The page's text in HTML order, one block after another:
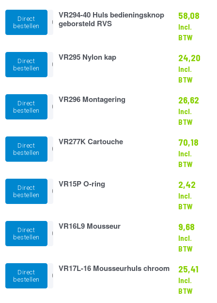
chroom
aantal
Direct
bestellen
VR294-
40
Huls
RVS
aantal
VR294-40 Huls bedieningsknop
geborsteld RVS
58,08
Incl.
BTW
Direct
bestellen
VR295
Nylon
kap
VR295 Nylon kap 24,20
Incl.
BTW
Direct
bestellen
VR296
Montagering
aantal
VR296 Montagering 26,62
Incl.
BTW
Direct
bestellen
VR277K
Cartouche
aantal
VR277K Cartouche 70,18
Incl.
BTW
Direct
bestellen
VR15P
O-
ring
VR15P O-ring 2,42
Incl.
BTW
Direct
bestellen
VR16L9
Mousseur
aantal
VR16L9 Mousseur 9,68
Incl.
BTW
Direct
bestellen
VR17L-
16
Mousseurhuls
VR17L-16 Mousseurhuls chroom 25,41
Incl.
BTW